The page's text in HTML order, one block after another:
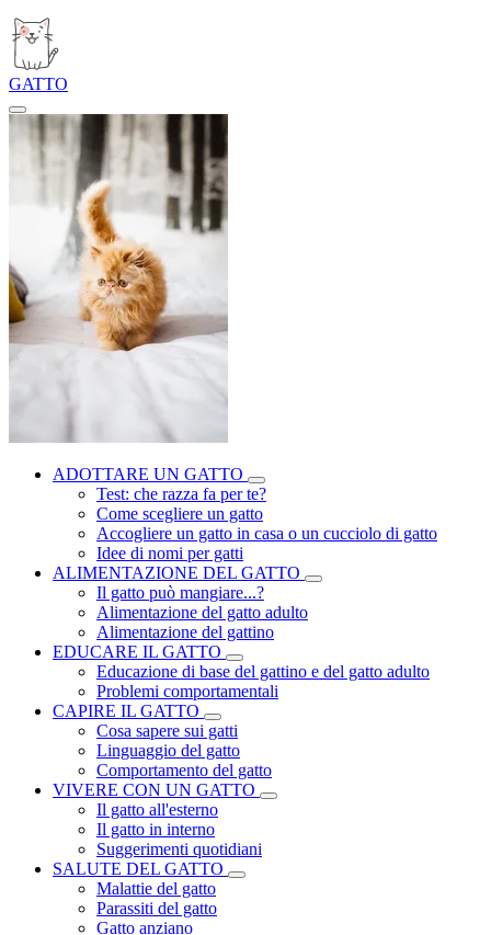
GATTO
ADOTTARE UN GATTO
Test: che razza fa per te?
Come scegliere un gatto
Accogliere un gatto in casa o un cucciolo di gatto
Idee di nomi per gatti
ALIMENTAZIONE DEL GATTO
Il gatto può mangiare...?
Alimentazione del gatto adulto
Alimentazione del gattino
EDUCARE IL GATTO
Educazione di base del gattino e del gatto adulto
Problemi comportamentali
CAPIRE IL GATTO
Cosa sapere sui gatti
Linguaggio del gatto
Comportamento del gatto
VIVERE CON UN GATTO
Il gatto all'esterno
Il gatto in interno
Suggerimenti quotidiani
SALUTE DEL GATTO
Malattie del gatto
Parassiti del gatto
Gatto anziano